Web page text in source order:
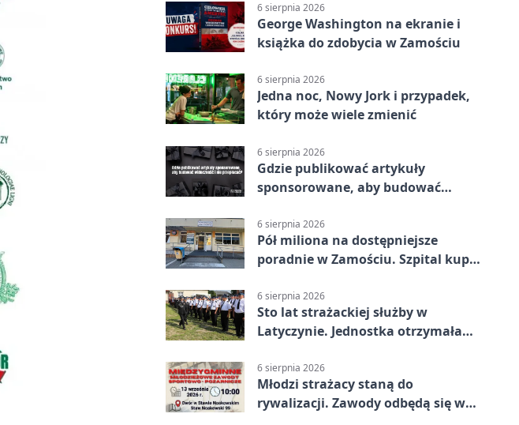
6 sierpnia 2026
George Washington na ekranie i
książka do zdobycia w Zamościu
6 sierpnia 2026
Jedna noc, Nowy Jork i przypadek,
który może wiele zmienić
6 sierpnia 2026
Gdzie publikować artykuły
sponsorowane, aby budować
6 sierpnia 2026
Pół miliona na dostępniejsze
poradnie w Zamościu. Szpital kupi
6 sierpnia 2026
Sto lat strażackiej służby w
Latyczynie. Jednostka otrzymała
6 sierpnia 2026
Młodzi strażacy staną do
rywalizacji. Zawody odbędą się w